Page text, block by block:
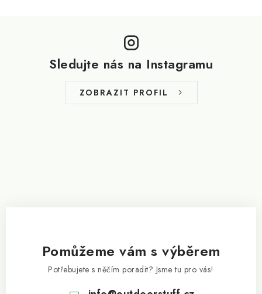
Sledujte nás na Instagramu
ZOBRAZIT PROFIL
Pomůžeme vám s výběrem
Potřebujete s něčím poradit? Jsme tu pro vás!